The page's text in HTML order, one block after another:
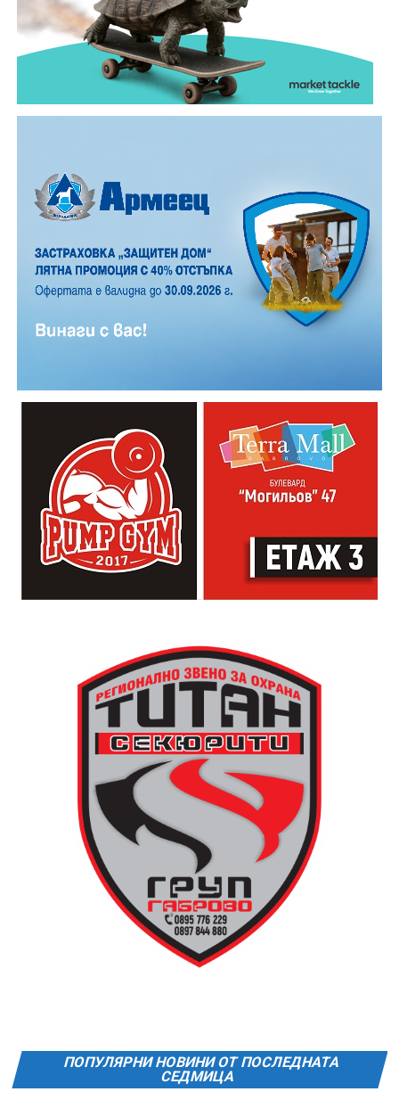
12 АВГУСТ (сряда)
19:00ч. „Книга за книга“ – донеси книга, вземи си
друга, обсъди заглавия и автори с други читатели
20:00ч. Концерт на група МОЛЕЦ, GoGo,
Zov&Vakavliev, Toria
21:30ч. Коктейли и музика
13 АВГУСТ (четвъртък)
19:00ч Групова тренировка с Йоанна Петрова от
20:00ч. Куиз вечер за обща култура
21:30ч. Прожекция на филма “Брънч за начинаещи”
Ще бъде хубаво – не някога и някъде, а тук и сега!
малък, но все пак много по- голям, отколкото в
обикновена лятна вечер.
които свират на китара, да се включат – независимо
от професионалното им ниво. Събитието е различно
– то не е концерт, а споделено преживяване, в което
всеки участва по свой начин. Няма сцена или
официална програма, няма предварително обявени
изпълнители и разделение между публика и
артисти. Всеки е добре дошъл да пее, свири или
просто да преживее звездопад, изпълнен с музика,
падащи звезди и желания.
транспорт до местността Градище. Електрическият
автобус ще тръгне в 19:30 ч. от пл. „Възраждане“, а
обратно към града в 00:00 ч. – от паркинга до
поляната. Вземете със себе си връхна дреха и одеяло
или шалте! За повече информация тел. 0887907075.
ПОПУЛЯРНИ НОВИНИ ОТ ПОСЛЕДНАТА
СЕДМИЦА